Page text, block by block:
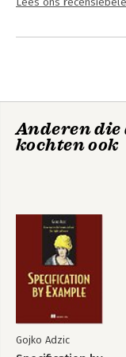
Anderen die
kochten ook
Gojko Adzic